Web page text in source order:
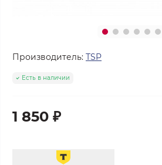
Производитель: ТSP
Есть в наличии
1 850 ₽